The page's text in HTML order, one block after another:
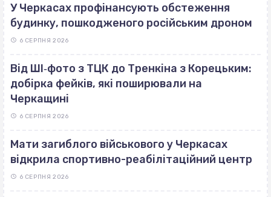
У Черкасах профінансують обстеження
будинку, пошкодженого російським дроном
6 СЕРПНЯ 2026
Від ШІ‐фото з ТЦК до Тренкіна з Корецьким:
добірка фейків, які поширювали на
Черкащині
6 СЕРПНЯ 2026
Мати загиблого військового у Черкасах
відкрила спортивно-реабілітаційний центр
6 СЕРПНЯ 2026